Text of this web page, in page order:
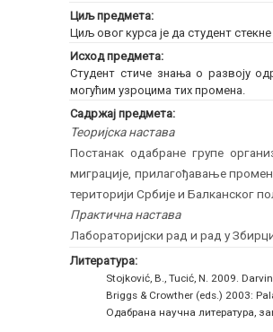
Циљ предмета:
Циљ овог курса је да студент
Исход предмета:
Студент стиче знања о развоју
могућим узроцима тих промена.
Садржај предмета:
Теоријска настава
Постанак одабране групе
миграције, прилагођавање
територији Србије и Балканског
Практична настава
Лабораторијски рад и рад у
Литература:
Stojković, B., Tucić, N. 2009.
Briggs & Crowther (eds.) 2003:
Одабрана научна литература,